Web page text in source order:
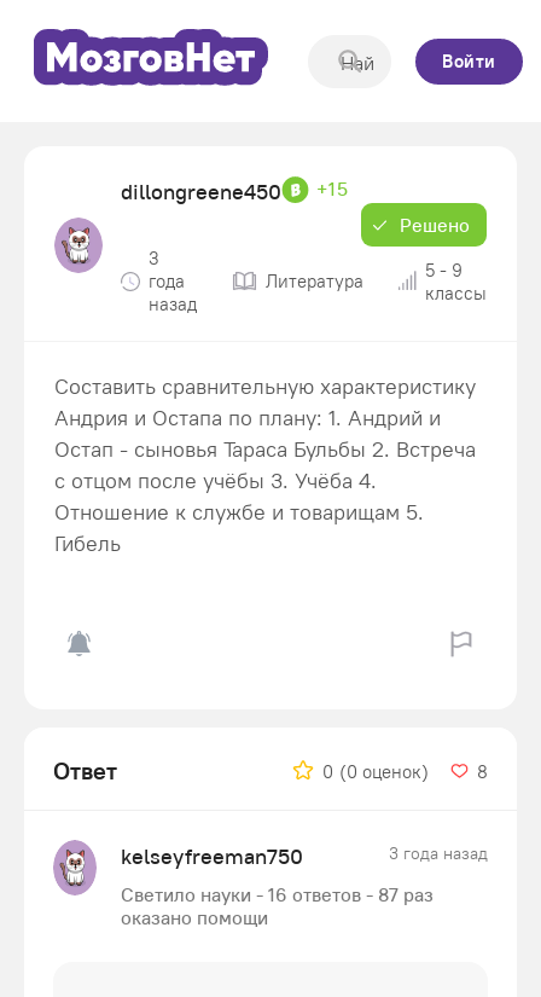
Войти
dillongreene450
+15
Решено
3
года
назад
Литература
5 - 9
классы
Составить сравнительную характеристику
Андрия и Остапа по плану: 1. Андрий и
Остап - сыновья Тараса Бульбы 2. Встреча
с отцом после учёбы 3. Учёба 4.
Отношение к службе и товарищам 5.
Гибель
Ответ 0 (0 оценок) 8
kelseyfreeman750 3 года назад
Светило науки - 16 ответов - 87 раз
оказано помощи